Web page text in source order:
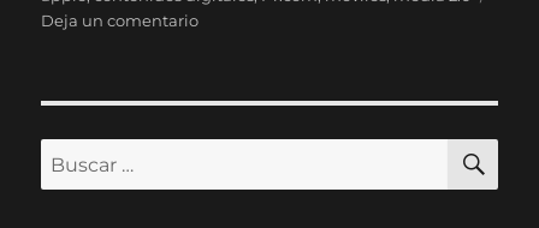
Deja un comentarioen
saltarse
‘peaje
Buscar
por: